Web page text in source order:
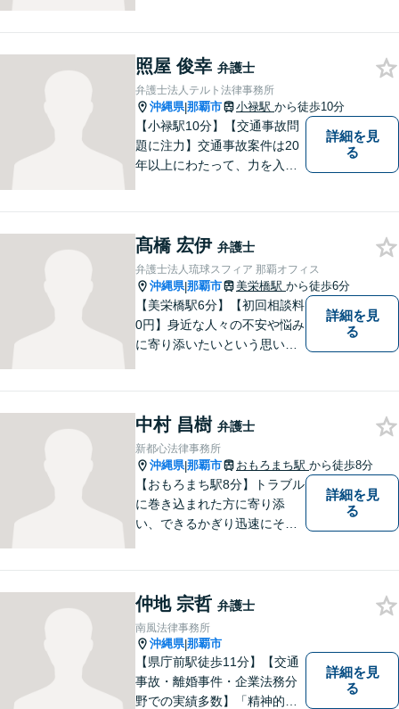
尽力します！皆様のご希望を
丁寧にお聞きします。【牧志
駅・安里駅から徒歩圏】
照屋 俊幸 弁護士
弁護士法人テルト法律事務所
沖縄県|那覇市 小禄駅 から徒歩10分
【小禄駅10分】【交通事故問
題に注力】交通事故案件は20
年以上にわたって、力を入れ
はぜひ、当事務所にご相談く
ださい。【企業法務対応可
能】
詳細を見
る
髙橋 宏伊 弁護士
弁護士法人琉球スフィア 那覇オフィス
沖縄県|那覇市 美栄橋駅 から徒歩6分
【美栄橋駅6分】【初回相談料
0円】身近な人々の不安や悩み
に寄り添いたいという思いか
指すことが私の信念です。
【休日面談可】
詳細を見
る
中村 昌樹 弁護士
新都心法律事務所
沖縄県|那覇市 おもろまち駅 から徒歩8分
【おもろまち駅8分】トラブル
に巻き込まれた方に寄り添
い、できるかぎり迅速にそし
婚、借金、相続、交通事故
等、生活上のトラブルがござ
いましたら、お気軽にご相談
下さい。
詳細を見
る
仲地 宗哲 弁護士
南風法律事務所
沖縄県|那覇市
【県庁前駅徒歩11分】【交通
事故・離婚事件・企業法務分
野での実績多数】「精神的な
詳細を見
る